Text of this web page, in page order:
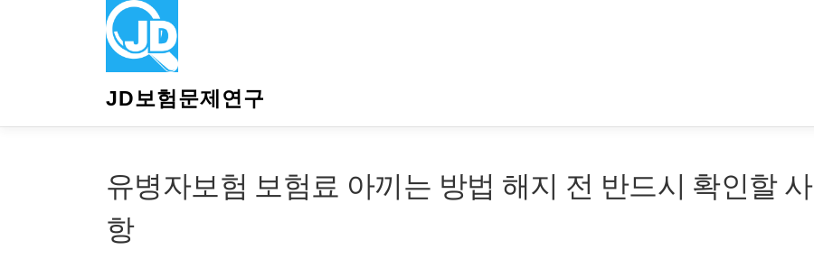
JD보험문제연구
유병자보험 보험료 아끼는 방법 해지 전 반드시 확인할 사
항